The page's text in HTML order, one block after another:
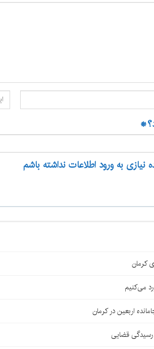
*
نیازی به ورود اطلاعات نداشته باشم
کرمان
می‌کنیم
رسیدگی قضایی